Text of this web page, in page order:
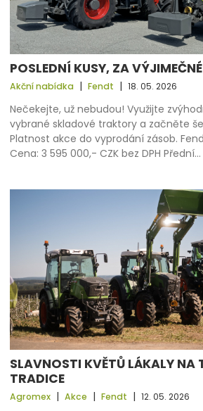
POSLEDNÍ KUSY, ZA
Akční nabídka | Fendt | 18. 05. 2026
Nečekejte, už nebudou! Využijte
vybrané skladové traktory a začněte
Platnost akce do vyprodání zásob.
Cena: 3 595 000,- CZK bez DPH Přední…
SLAVNOSTI KVĚTŮ LÁKALY NA
TRADICE
Agromex | Akce | Fendt | 12. 05. 2026